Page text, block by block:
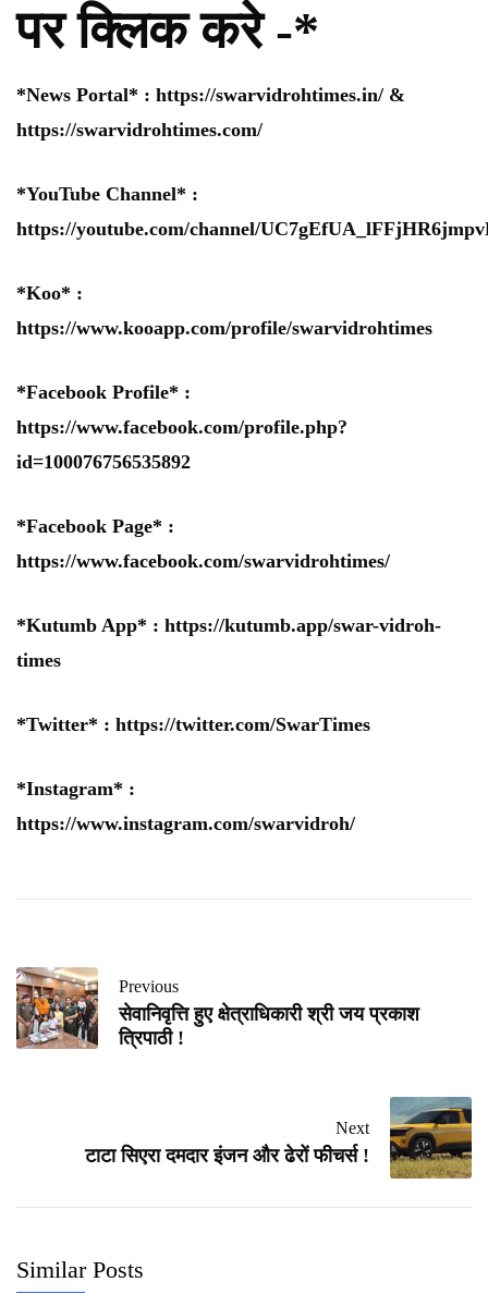
पर क्लिक करे -*
*News Portal* : https://swarvidrohtimes.in/ &
https://swarvidrohtimes.com/
*YouTube Channel* :
https://youtube.com/channel/
*Koo* :
https://www.kooapp.com/profile/swarvidrohtimes
*Facebook Profile* :
https://www.facebook.com/profile.php?
id=100076756535892
*Facebook Page* :
https://www.facebook.com/swarvidrohtimes/
*Kutumb App* : https://kutumb.app/swar-vidroh-
times
*Twitter* : https://twitter.com/SwarTimes
*Instagram* :
https://www.instagram.com/swarvidroh/
Previous
सेवानिवृत्ति हुए क्षेत्राधिकारी श्री जय प्रकाश
त्रिपाठी !
Next
टाटा सिएरा दमदार इंजन और ढेरों फीचर्स !
Similar Posts